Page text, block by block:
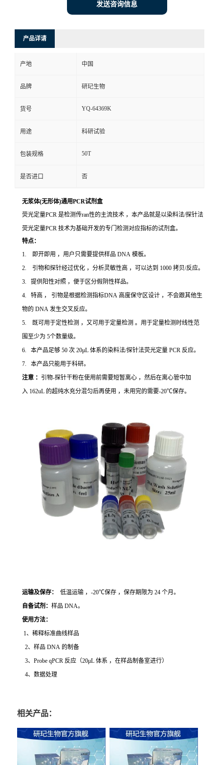
发送咨询信息
产品详请
产地 中国
品牌 研玘生物
货号 YQ-64369K
用途 科研试验
包装规格 50T
是否进口 否
无浆体(无形体)通用PCR试剂盒
荧光定量PCR 是检测传ran性的主流技术 ，本产品就是以染料法/探针法
荧光定量PCR 技术为基础开发的专门检测对应指标的试剂盒。
特点：
1. 即开即用 ，用户只需要提供样品 DNA 模板。
2. 引物和探针经过优化 ，分析灵敏性高 ，可以达到 1000 拷贝/反应。
3. 提供阳性对照 ，便于区分假阴性样品。
4. 特高 ， 引物是根据检测指标DNA 高度保守区设计 ，不会跟其他生
物的 DNA 发生交叉反应。
5. 既可用于定性检测 ，又可用于定量检测 。用于定量检测时线性范
围至少为 5个数量级。
6. 本产品足够 50 次 20μL 体系的染料法/探针法荧光定量 PCR 反应。
7. 本产品只能用于科研。
注意 ： 引物-探针干粉在使用前需要短暂离心 ，然后在离心管中加
入 162uL 的超纯水充分混匀后再使用 ，未用完的需要-20℃保存。
运输及保存：
低温运输 ，-20℃保存 ，保存期限为 24 个月。
自备试剂： 样品 DNA。
使用方法：
1、稀释标准曲线样品
2、样品 DNA 的制备
3、Probe qPCR 反应（20μL 体系 ，在样品制备室进行）
4、数据处理
相关产品：